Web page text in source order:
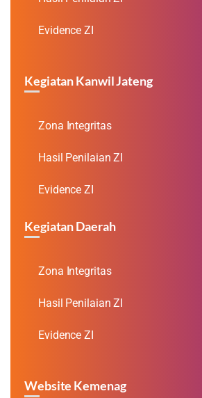
Evidence ZI
Kegiatan Kanwil Jateng
Zona Integritas
Hasil Penilaian ZI
Evidence ZI
Kegiatan Daerah
Zona Integritas
Hasil Penilaian ZI
Evidence ZI
Website Kemenag